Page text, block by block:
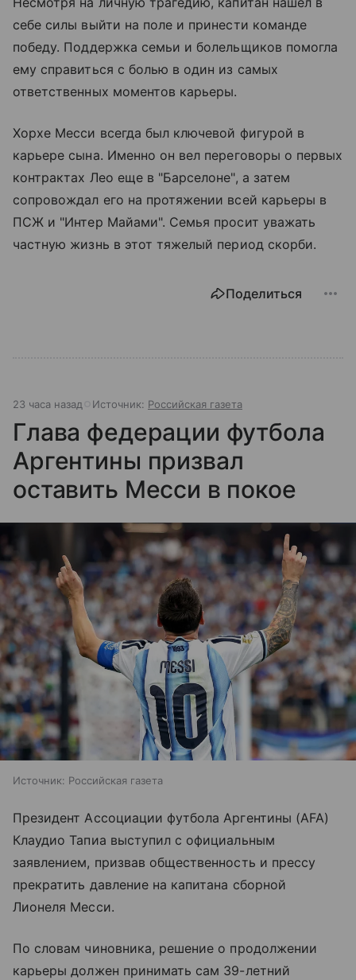
себе силы выйти на поле и принести команде
победу. Поддержка семьи и болельщиков помогла
ему справиться с болью в один из самых
ответственных моментов карьеры.
Хорхе Месси всегда был ключевой фигурой в
карьере сына. Именно он вел переговоры о первых
контрактах Лео еще в "Барселоне", а затем
сопровождал его на протяжении всей карьеры в
ПСЖ и "Интер Майами". Семья просит уважать
частную жизнь в этот тяжелый период скорби.
Поделиться
23 часа назад Источник: Российская газета
Глава федерации футбола
Аргентины призвал
оставить Месси в покое
Источник: Российская газета
Президент Ассоциации футбола Аргентины (AFA)
Клаудио Тапиа выступил с официальным
заявлением, призвав общественность и прессу
прекратить давление на капитана сборной
Лионеля Месси.
По словам чиновника, решение о продолжении
карьеры должен принимать сам 39-летний